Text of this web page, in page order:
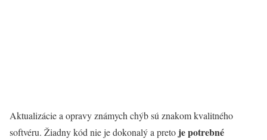
Aktualizácie a opravy známych chýb sú znakom kvalitného
softvéru. Žiadny kód nie je dokonalý a preto je potrebné